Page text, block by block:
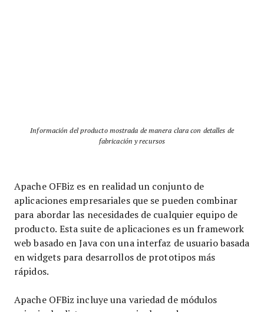
Información del producto mostrada de manera clara con detalles de
fabricación y recursos
Apache OFBiz es en realidad un conjunto de
aplicaciones empresariales que se pueden combinar
para abordar las necesidades de cualquier equipo de
producto. Esta suite de aplicaciones es un framework
web basado en Java con una interfaz de usuario basada
en widgets para desarrollos de prototipos más
rápidos.
Apache OFBiz incluye una variedad de módulos